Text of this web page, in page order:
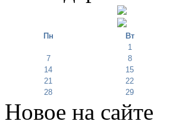
Пн Вт
1
7
8
14
15
21
22
28
29
Новое на сайте